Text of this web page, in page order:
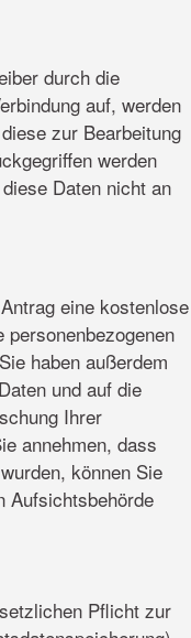
durch die
auf, werden
zur Bearbeitung
werden
Daten nicht an
eine kostenlose
haben außerdem
und auf die
Ihrer
annehmen, dass
können Sie
Aufsichtsbehörde
Pflicht zur